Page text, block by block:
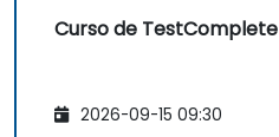
Curso de TestComplete
2026-09-15 09:30